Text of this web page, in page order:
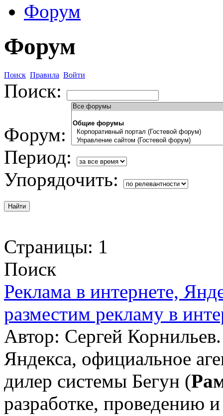
Форум
Форум
Поиск Правила Войти
Поиск:
Форум:
Период:
Упорядочить:
Страницы: 1
Поиск
Реклама в интернете,
разместим рекламу в
Автор: Сергей
Яндекса, официальное
дилер системы Бегун (
разработке, проведению